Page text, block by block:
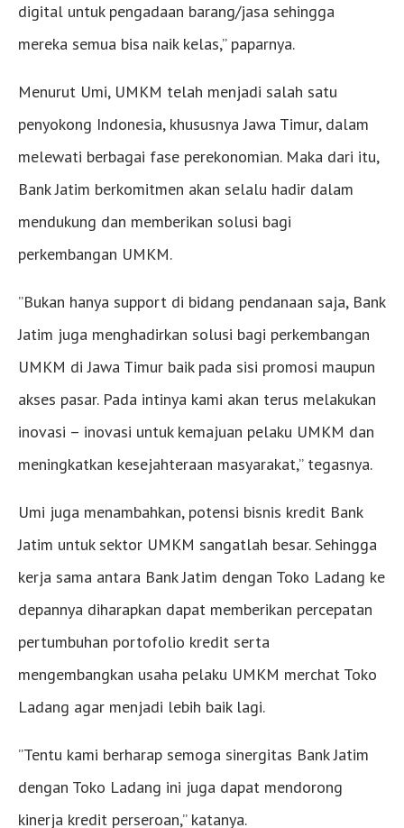
digital untuk pengadaan barang/jasa sehingga
mereka semua bisa naik kelas,” paparnya.
Menurut Umi, UMKM telah menjadi salah satu
penyokong Indonesia, khususnya Jawa Timur, dalam
melewati berbagai fase perekonomian. Maka dari itu,
Bank Jatim berkomitmen akan selalu hadir dalam
mendukung dan memberikan solusi bagi
perkembangan UMKM.
”Bukan hanya support di bidang pendanaan saja, Bank
Jatim juga menghadirkan solusi bagi perkembangan
UMKM di Jawa Timur baik pada sisi promosi maupun
akses pasar. Pada intinya kami akan terus melakukan
inovasi – inovasi untuk kemajuan pelaku UMKM dan
meningkatkan kesejahteraan masyarakat,” tegasnya.
Umi juga menambahkan, potensi bisnis kredit Bank
Jatim untuk sektor UMKM sangatlah besar. Sehingga
kerja sama antara Bank Jatim dengan Toko Ladang ke
depannya diharapkan dapat memberikan percepatan
pertumbuhan portofolio kredit serta
mengembangkan usaha pelaku UMKM merchat Toko
Ladang agar menjadi lebih baik lagi.
”Tentu kami berharap semoga sinergitas Bank Jatim
dengan Toko Ladang ini juga dapat mendorong
kinerja kredit perseroan,” katanya.